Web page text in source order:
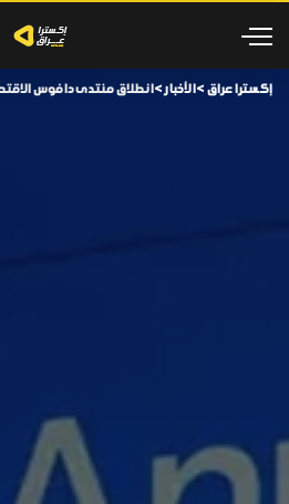
إكسترا عراق >الأخبار>انطلاق منتدى دافوس الاقتصادي